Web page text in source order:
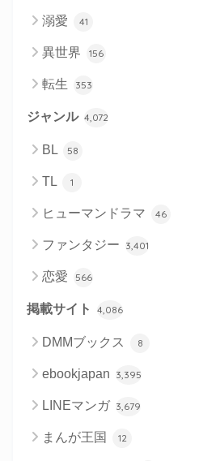
溺愛 41
異世界 156
転生 353
ジャンル 4,072
BL 58
TL 1
ヒューマンドラマ 46
ファンタジー 3,401
恋愛 566
掲載サイト 4,086
DMMブックス 8
ebookjapan 3,395
LINEマンガ 3,679
まんが王国 12